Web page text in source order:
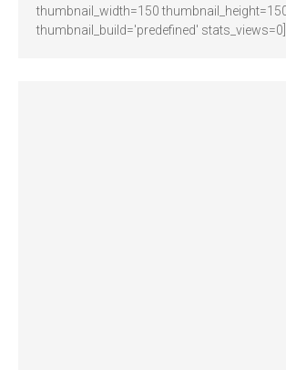
thumbnail_width=150
thumbnail_build='predefined' stats_views=0]